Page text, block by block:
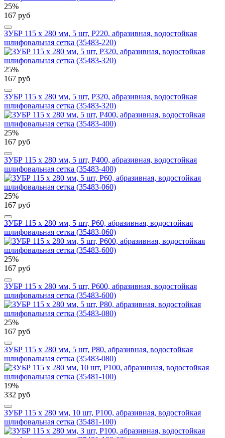
25%
167 руб
ЗУБР 115 х 280 мм, 5 шт, P220, абразивная, водостойкая
шлифовальная сетка (35483-220)
25%
167 руб
ЗУБР 115 х 280 мм, 5 шт, P320, абразивная, водостойкая
шлифовальная сетка (35483-320)
25%
167 руб
ЗУБР 115 х 280 мм, 5 шт, P400, абразивная, водостойкая
шлифовальная сетка (35483-400)
25%
167 руб
ЗУБР 115 х 280 мм, 5 шт, P60, абразивная, водостойкая
шлифовальная сетка (35483-060)
25%
167 руб
ЗУБР 115 х 280 мм, 5 шт, P600, абразивная, водостойкая
шлифовальная сетка (35483-600)
25%
167 руб
ЗУБР 115 х 280 мм, 5 шт, P80, абразивная, водостойкая
шлифовальная сетка (35483-080)
19%
332 руб
ЗУБР 115 х 280 мм, 10 шт, P100, абразивная, водостойкая
шлифовальная сетка (35481-100)